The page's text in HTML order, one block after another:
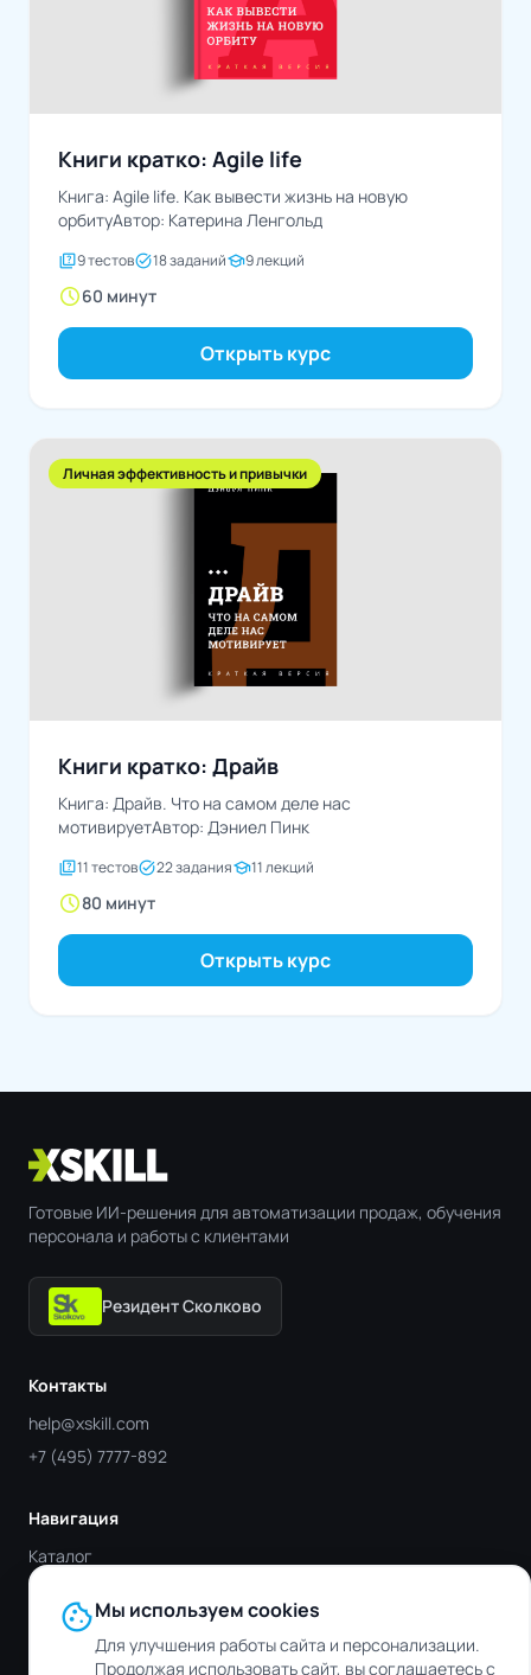
Книги кратко: Agile life
Книга: Agile life. Как вывести жизнь на новую
орбитуАвтор: Катерина Ленгольд
quiz9 тестовtask_alt18 заданийschool9 лекций
schedule60 минут
Открыть курс
Личная эффективность и привычки
Книги кратко: Драйв
Книга: Драйв. Что на самом деле нас
мотивируетАвтор: Дэниел Пинк
quiz11 тестовtask_alt22 заданияschool11 лекций
schedule80 минут
Открыть курс
Готовые ИИ-решения для автоматизации продаж, обучения
персонала и работы с клиентами
Резидент Сколково
Контакты
help@xskill.com
+7 (495) 7777-892
Навигация
Каталог
Отрасли
Блог
Контакты
cookieМы используем cookies
Для улучшения работы сайта и персонализации.
Продолжая использовать сайт, вы соглашаетесь с